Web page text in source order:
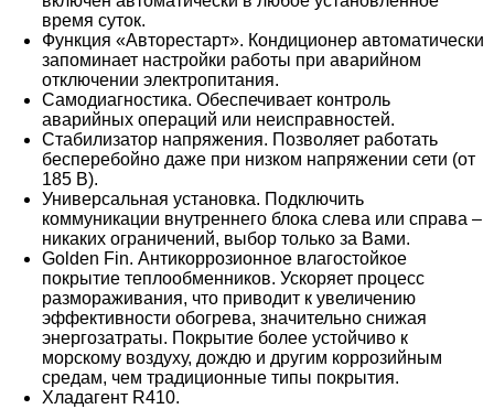
время суток.
Функция «Авторестарт». Кондиционер автоматически
запоминает настройки работы при аварийном
отключении электропитания.
Самодиагностика. Обеспечивает контроль
аварийных операций или неисправностей.
Стабилизатор напряжения. Позволяет работать
бесперебойно даже при низком напряжении сети (от
185 В).
Универсальная установка. Подключить
коммуникации внутреннего блока слева или справа –
никаких ограничений, выбор только за Вами.
Golden Fin. Антикоррозионное влагостойкое
покрытие теплообменников. Ускоряет процесс
размораживания, что приводит к увеличению
эффективности обогрева, значительно снижая
энергозатраты. Покрытие более устойчиво к
морскому воздуху, дождю и другим коррозийным
средам, чем традиционные типы покрытия.
Хладагент R410.